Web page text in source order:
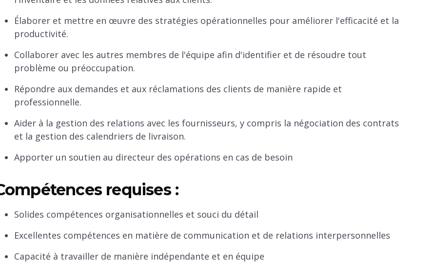
Élaborer et mettre en œuvre des stratégies opérationnelles pour améliorer l'efficacité et la
productivité.
Collaborer avec les autres membres de l'équipe afin d'identifier et de résoudre tout
problème ou préoccupation.
Répondre aux demandes et aux réclamations des clients de manière rapide et
professionnelle.
Aider à la gestion des relations avec les fournisseurs, y compris la négociation des contrats
et la gestion des calendriers de livraison.
Apporter un soutien au directeur des opérations en cas de besoin
requises :
Solides compétences organisationnelles et souci du détail
Excellentes compétences en matière de communication et de relations interpersonnelles
Capacité à travailler de manière indépendante et en équipe